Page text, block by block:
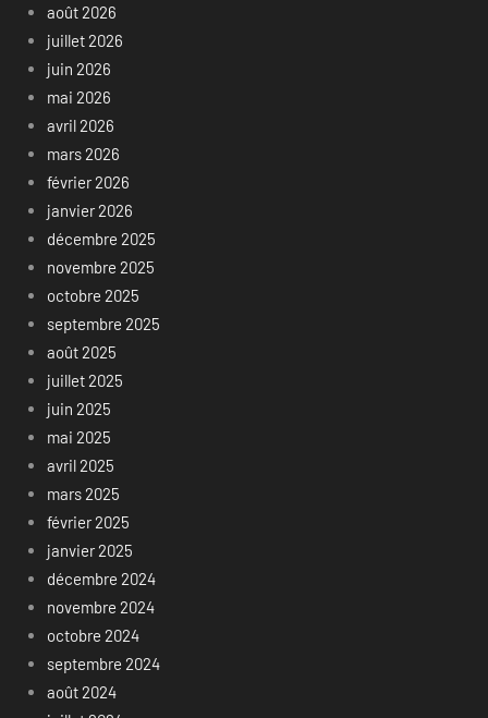
août 2026
juillet 2026
juin 2026
mai 2026
avril 2026
mars 2026
février 2026
janvier 2026
décembre 2025
novembre 2025
octobre 2025
septembre 2025
août 2025
juillet 2025
juin 2025
mai 2025
avril 2025
mars 2025
février 2025
janvier 2025
décembre 2024
novembre 2024
octobre 2024
septembre 2024
août 2024